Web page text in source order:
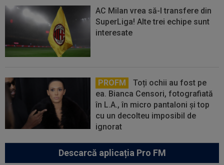
AC Milan vrea să-l transfere din
SuperLiga! Alte trei echipe sunt
interesate
PROFM
Toți ochii au fost pe
ea. Bianca Censori, fotografiată
în L.A., în micro pantaloni și top
cu un decolteu imposibil de
ignorat
Descarcă aplicația Pro FM